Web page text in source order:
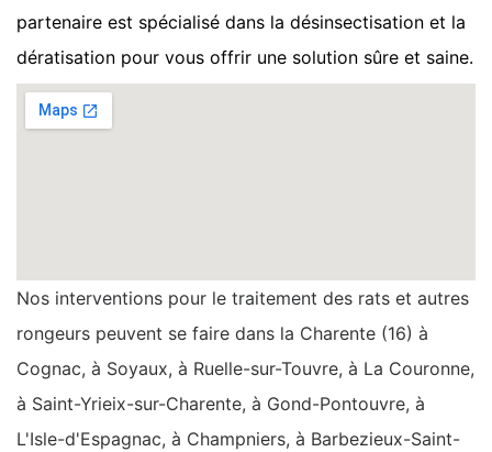
partenaire est spécialisé dans la désinsectisation et la
dératisation pour vous offrir une solution sûre et saine.
Nos interventions pour le traitement des rats et autres
rongeurs peuvent se faire dans la Charente (16) à
Cognac, à Soyaux, à Ruelle-sur-Touvre, à La Couronne,
à Saint-Yrieix-sur-Charente, à Gond-Pontouvre, à
L'Isle-d'Espagnac, à Champniers, à Barbezieux-Saint-